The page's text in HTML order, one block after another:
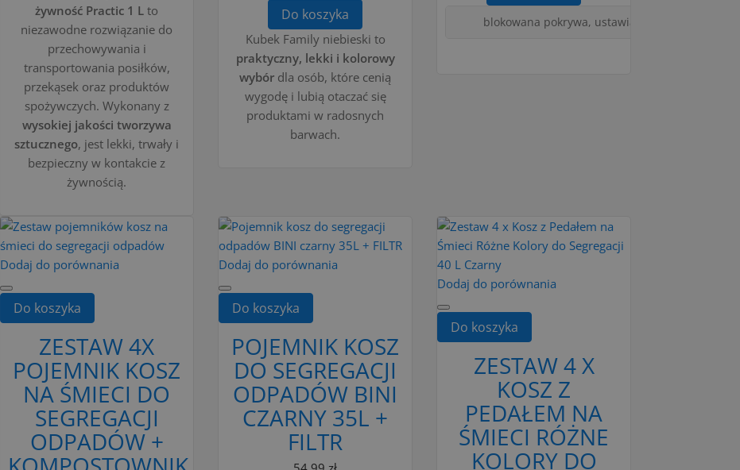
żywność Practic 1 L to
niezawodne rozwiązanie do
przechowywania i
transportowania posiłków,
przekąsek oraz produktów
spożywczych. Wykonany z
wysokiej jakości tworzywa
sztucznego, jest lekki, trwały i
bezpieczny w kontakcie z
żywnością.
Do koszyka
Kubek Family niebieski to
praktyczny, lekki i kolorowy
wybór dla osób, które cenią
wygodę i lubią otaczać się
produktami w radosnych
barwach.
blokowana pokrywa, ustawiane jeden na
Dodaj do porównania
Do koszyka
ZESTAW 4X
POJEMNIK KOSZ
NA ŚMIECI DO
SEGREGACJI
ODPADÓW +
Dodaj do porównania
Do koszyka
POJEMNIK KOSZ
DO SEGREGACJI
ODPADÓW BINI
CZARNY 35L +
FILTR
Dodaj do porównania
Do koszyka
ZESTAW 4 X
KOSZ Z
PEDAŁEM NA
ŚMIECI RÓŻNE
KOLORY DO